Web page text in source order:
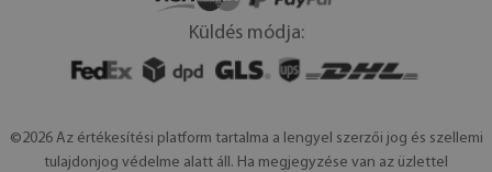
Küldés módja:
©2026 Az értékesítési platform tartalma a lengyel szerzői jog és szellemi
tulajdonjog védelme alatt áll. Ha megjegyzése van az üzlettel